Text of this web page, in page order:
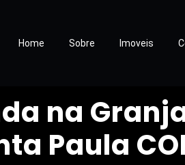
Home Sobre Imoveis
na
Paula